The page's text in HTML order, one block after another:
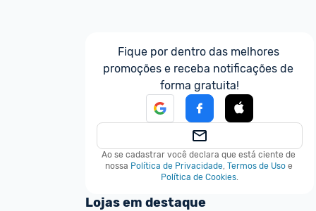
Fique por dentro das melhores
promoções e receba notificações de
forma gratuita!
Ao se cadastrar você declara que está ciente de
nossa Política de Privacidade, Termos de Uso e
Política de Cookies.
Lojas em destaque